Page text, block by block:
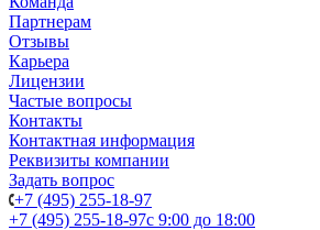
Партнерам
Отзывы
Карьера
Лицензии
Частые вопросы
Контакты
Контактная информация
Реквизиты компании
Задать вопрос
+7 (495) 255-18-97
+7 (495) 255-18-97с 9:00 до 18:00